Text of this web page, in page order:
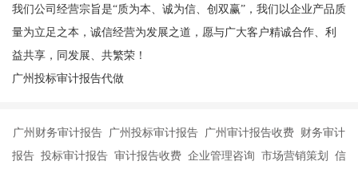
我们公司经营宗旨是“质为本、诚为信、创双赢”，我们以企业产品质
量为立足之本，诚信经营为发展之道，愿与广大客户精诚合作、利
益共享，同发展、共繁荣！
广州投标审计报告代做
广州财务审计报告 广州投标审计报告 广州审计报告收费 财务审计
报告 投标审计报告 审计报告收费 企业管理咨询 市场营销策划 信